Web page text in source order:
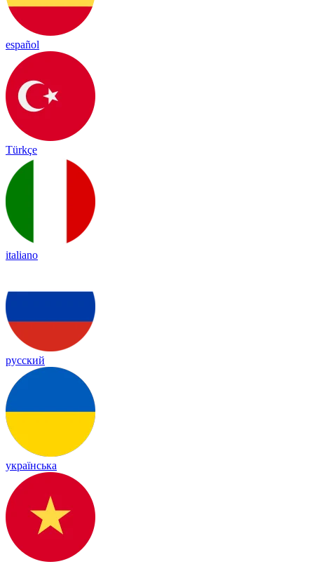
español
Türkçe
italiano
русский
українська